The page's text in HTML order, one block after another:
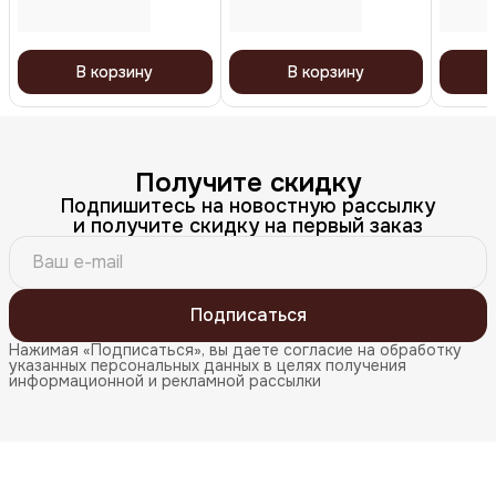
В корзину В корзину
Получите скидку
Подпишитесь на новостную рассылку
и получите скидку на первый заказ
Подписаться
Нажимая «Подписаться», вы даете согласие на обработку
указанных персональных данных в целях получения
информационной и рекламной рассылки